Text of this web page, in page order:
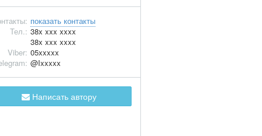
показать контакты
Тел.: 38x xxx xxxx
38x xxx xxxx
Viber: 05xxxxx
@Ixxxxx
Написать автору